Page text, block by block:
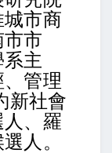
城市商
市
主
管理
新社會
、羅
人。